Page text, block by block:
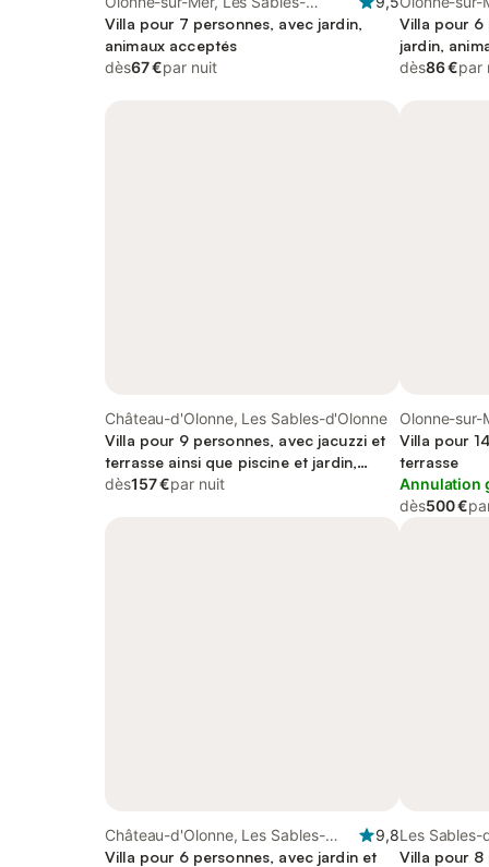
d'Olonne
Villa pour 7 personnes, avec jardin,
animaux acceptés
dès67 €par nuit
Villa pour 6
jardin,
dès86 €par
Château-d'Olonne, Les Sables-d'Olonne
Villa pour 9 personnes, avec jacuzzi et
terrasse ainsi que piscine et jardin,
animaux acceptés
dès157 €par nuit
Olonne-sur-
Villa pour
terrasse
Annulation
dès500 €
Château-d'Olonne, Les Sables-
d'Olonne
9,8
Villa pour 6 personnes, avec jardin et
Les Sables-
Villa pour 8